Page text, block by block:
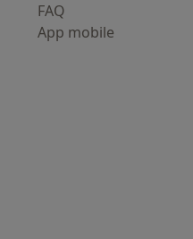
FAQ
App mobile